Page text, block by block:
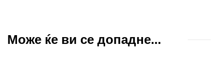
Може ќе ви се допадне...